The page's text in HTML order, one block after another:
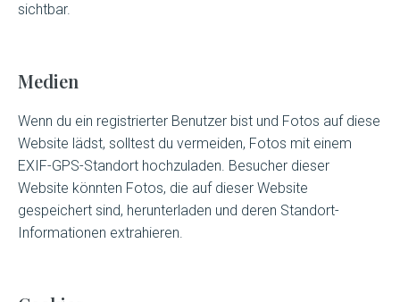
sichtbar.
Medien
Wenn du ein registrierter Benutzer bist und Fotos auf diese
Website lädst, solltest du vermeiden, Fotos mit einem
EXIF-GPS-Standort hochzuladen. Besucher dieser
Website könnten Fotos, die auf dieser Website
gespeichert sind, herunterladen und deren Standort-
Informationen extrahieren.